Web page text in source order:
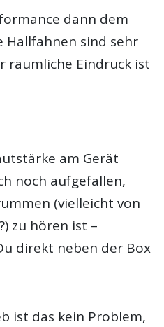
dann dem
Hallfahnen sind sehr
räumliche Eindruck ist
am Gerät
noch aufgefallen,
(vielleicht von
zu hören ist –
direkt neben der Box
ist das kein Problem,